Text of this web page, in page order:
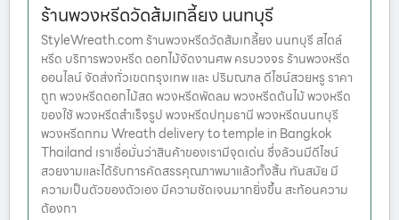
ร้านพวงหรีดวัดส้มเกลี้ยง นนทบุรี
StyleWreath.com ร้านพวงหรีดวัดส้มเกลี้ยง นนทบุรี สไตล์
หรีด บริการพวงหรีด ดอกไม้จัดงานศพ ครบวงจร ร้านพวงหรีด
ออนไลน์ จัดส่งทั่วเขตกรุงเทพ และ ปริมณฑล ดีไซน์สวยหรู ราคา
ถูก พวงหรีดดอกไม้สด พวงหรีดพัดลม พวงหรีดต้นไม้ พวงหรีด
ของใช้ พวงหรีดสำเร็จรูป พวงหรีดปทุมธานี พวงหรีดนนทบุรี
พวงหรีดกทม Wreath delivery to temple in Bangkok
Thailand เราเชื่อมั่นว่าสินค้าของเรามีจุดเด่น ซึ่งล้วนมีดีไซน์
สวยงามและได้รับการคัดสรรคุณภาพมาแล้วทั้งสิ้น ทันสมัย มี
ความเป็นตัวของตัวเอง มีความชัดเจนมากยิ่งขึ้น สะท้อนความ
ต้องกา